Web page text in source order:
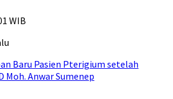
WIB
Baru Pasien Pterigium setelah
Moh. Anwar Sumenep